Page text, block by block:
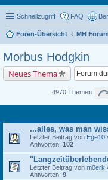
Schnellzugriff FAQ
Foren-Übersicht MH Forum
Morbus Hodgkin
Neues Thema
4970 Themen
...alles, was man
Letzter Beitrag von Ege10
Antworten: 102
Letzter Beitrag von m0erk
Antworten: 9